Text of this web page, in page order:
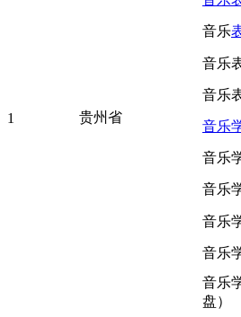
1 贵州省
音乐
音乐
音乐
音乐
音乐
音乐
音乐
音乐
音乐
盘）